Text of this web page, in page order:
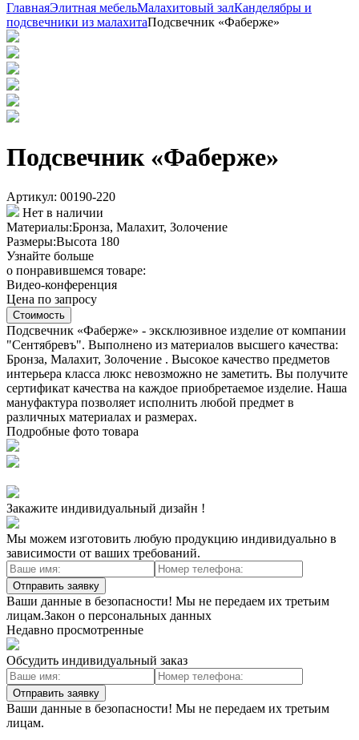
ГлавнаяЭлитная мебельМалахитовый залКанделябры и
подсвечники из малахитаПодсвечник «Фаберже»
Подсвечник «Фаберже»
Артикул: 00190-220
Нет в наличии
Материалы:Бронза, Малахит, Золочение
Размеры:Высота 180
Узнайте больше
о понравившемся товаре:
Видео-конференция
Цена по запросу
Стоимость
Подсвечник «Фаберже» - эксклюзивное изделие от компании
"Сентябревъ". Выполнено из материалов высшего качества:
Бронза, Малахит, Золочение . Высокое качество предметов
интерьера класса люкс невозможно не заметить. Вы получите
сертификат качества на каждое приобретаемое изделие. Наша
мануфактура позволяет исполнить любой предмет в
различных материалах и размерах.
Подробные фото товара
Закажите индивидуальный дизайн !
Мы можем изготовить любую продукцию индивидуально в
зависимости от ваших требований.
Отправить заявку
Ваши данные в безопасности! Мы не передаем их третьим
лицам.Закон о персональных данных
Недавно просмотренные
Обсудить индивидуальный заказ
Отправить заявку
Ваши данные в безопасности! Мы не передаем их третьим
лицам.